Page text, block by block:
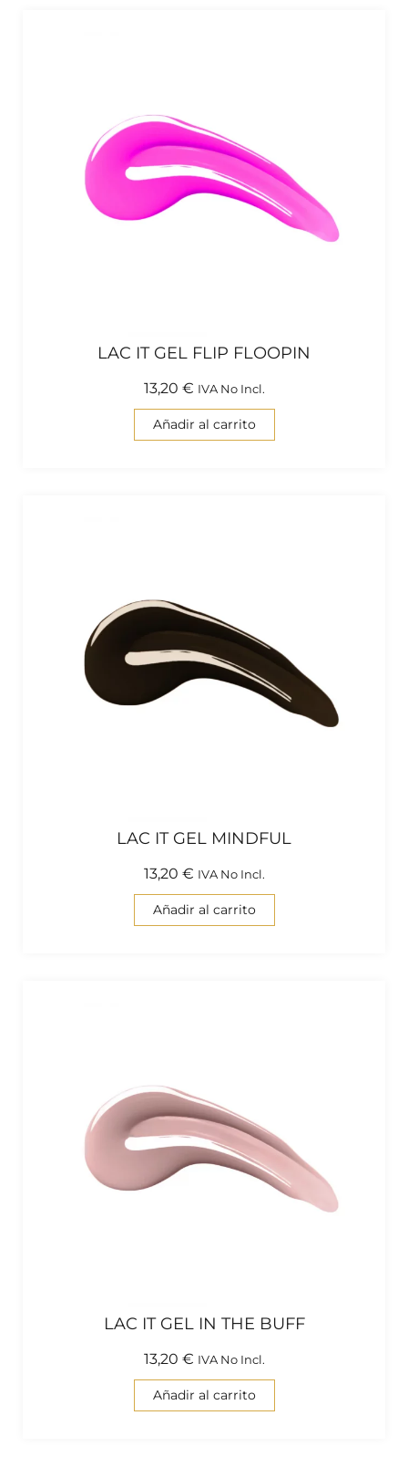
LAC IT GEL FLIP FLOOPIN
13,20 € IVA No Incl.
Añadir al carrito
LAC IT GEL MINDFUL
13,20 € IVA No Incl.
Añadir al carrito
LAC IT GEL IN THE BUFF
13,20 € IVA No Incl.
Añadir al carrito